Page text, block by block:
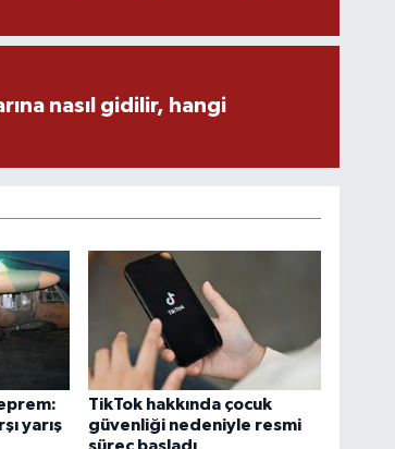
nasıl gidilir, hangi
yarış
TikTok hakkında çocuk
güvenliği nedeniyle resmi